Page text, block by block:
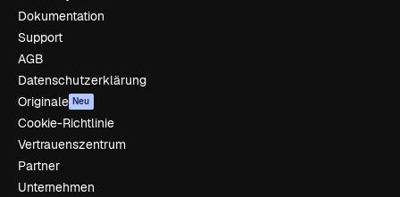
Dokumentation
Support
AGB
Datenschutzerklärung
Originale Neu
Cookie-Richtlinie
Vertrauenszentrum
Partner
Unternehmen